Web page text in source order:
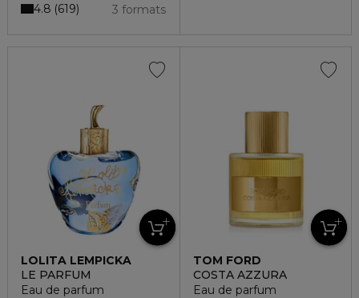
3 formats
4.8 619
LOLITA LEMPICKA
LE PARFUM
Eau de parfum
TOM FORD
COSTA AZZURA
Eau de parfum